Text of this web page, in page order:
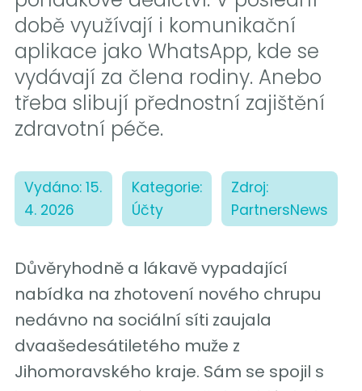
době využívají i komunikační
aplikace jako WhatsApp, kde se
vydávají za člena rodiny. Anebo
třeba slibují přednostní zajištění
zdravotní péče.
Vydáno: 15.
4. 2026
Kategorie:
Účty
Zdroj:
PartnersNews
Důvěryhodně a lákavě vypadající
nabídka na zhotovení nového chrupu
nedávno na sociální síti zaujala
dvaašedesátiletého muže z
Jihomoravského kraje. Sám se spojil s